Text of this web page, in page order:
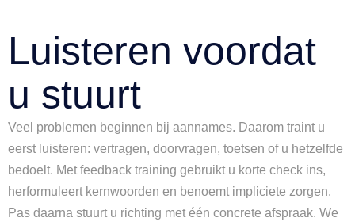
Luisteren voordat
u stuurt
Veel problemen beginnen bij aannames. Daarom traint u
eerst luisteren: vertragen, doorvragen, toetsen of u hetzelfde
bedoelt. Met feedback training gebruikt u korte check ins,
herformuleert kernwoorden en benoemt impliciete zorgen.
Pas daarna stuurt u richting met één concrete afspraak. We